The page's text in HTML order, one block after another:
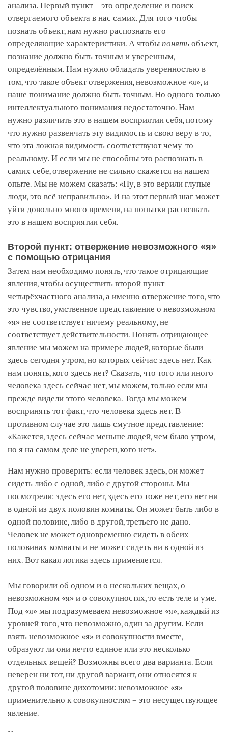
анализа. Первый пункт – это определение и поиск
отвергаемого объекта в нас самих. Для того чтобы
познать объект, нам нужно распознать его
определяющие характеристики. А чтобы понять объект,
познание должно быть точным и уверенным,
определённым. Нам нужно обладать уверенностью в
том, что такое объект отвержения, невозможное «я», и
наше понимание должно быть точным. Но одного только
интеллектуального понимания недостаточно. Нам
нужно различить это в нашем восприятии себя, потому
что нужно развенчать эту видимость и свою веру в то,
что эта ложная видимость соответствуют чему-то
реальному. И если мы не способны это распознать в
самих себе, отвержение не сильно скажется на нашем
опыте. Мы не можем сказать: «Ну, в это верили глупые
люди, это всё неправильно». И на этот первый шаг может
уйти довольно много времени, на попытки распознать
это в нашем восприятии себя.
Второй пункт: отвержение невозможного «я»
с помощью отрицания
Затем нам необходимо понять, что такое отрицающие
явления, чтобы осуществить второй пункт
четырёхчастного анализа, а именно отвержение того, что
это чувство, умственное представление о невозможном
«я» не соответствует ничему реальному, не
соответствует действительности. Понять отрицающее
явление мы можем на примере людей, которые были
здесь сегодня утром, но которых сейчас здесь нет. Как
нам понять, кого здесь нет? Сказать, что того или иного
человека здесь сейчас нет, мы можем, только если мы
прежде видели этого человека. Тогда мы можем
воспринять тот факт, что человека здесь нет. В
противном случае это лишь смутное представление:
«Кажется, здесь сейчас меньше людей, чем было утром,
но я на самом деле не уверен, кого нет».
Нам нужно проверить: если человек здесь, он может
сидеть либо с одной, либо с другой стороны. Мы
посмотрели: здесь его нет, здесь его тоже нет, его нет ни
в одной из двух половин комнаты. Он может быть либо в
одной половине, либо в другой, третьего не дано.
Человек не может одновременно сидеть в обеих
половинах комнаты и не может сидеть ни в одной из
них. Вот какая логика здесь применяется.
Мы говорили об одном и о нескольких вещах, о
невозможном «я» и о совокупностях, то есть теле и уме.
Под «я» мы подразумеваем невозможное «я», каждый из
уровней того, что невозможно, один за другим. Если
взять невозможное «я» и совокупности вместе,
образуют ли они нечто единое или это несколько
отдельных вещей? Возможны всего два варианта. Если
неверен ни тот, ни другой вариант, они относятся к
другой половине дихотомии: невозможное «я»
применительно к совокупностям – это несуществующее
явление.